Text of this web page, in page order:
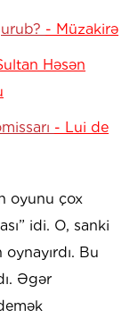
- Müzakirə
Həsən
- Lui de
oyunu çox
idi. O, sanki
Bu
Əgər